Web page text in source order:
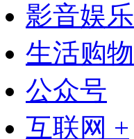
影音娱乐
生活购物
公众号
互联网 +